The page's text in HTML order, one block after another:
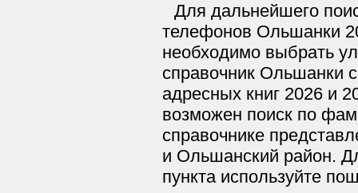
Для дальнейшего
телефонов Ольшанки
необходимо выбрать
справочник Ольшанки
адресных книг 2026 и
возможен поиск по
справочнике
и Ольшанский район.
пункта используйте